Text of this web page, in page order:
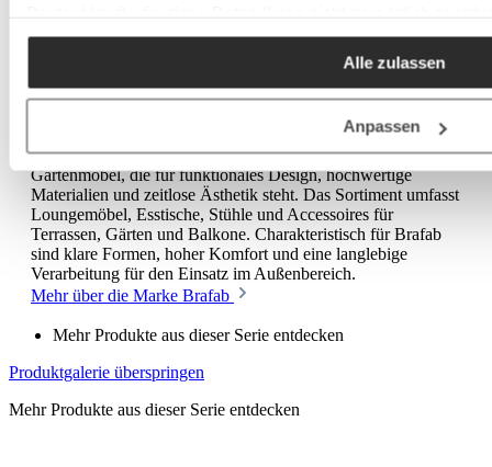
Zwecken (z.B. Produktverbesserungen,
Alle zulassen
Anpassen
Brafab ist eine skandinavische Marke für Outdoor- und
Gartenmöbel, die für funktionales Design, hochwertige
Materialien und zeitlose Ästhetik steht. Das Sortiment umfasst
Loungemöbel, Esstische, Stühle und Accessoires für
Terrassen, Gärten und Balkone. Charakteristisch für Brafab
sind klare Formen, hoher Komfort und eine langlebige
Verarbeitung für den Einsatz im Außenbereich.
Mehr über die Marke Brafab
Mehr Produkte aus dieser Serie entdecken
Produktgalerie überspringen
Mehr Produkte aus dieser Serie entdecken